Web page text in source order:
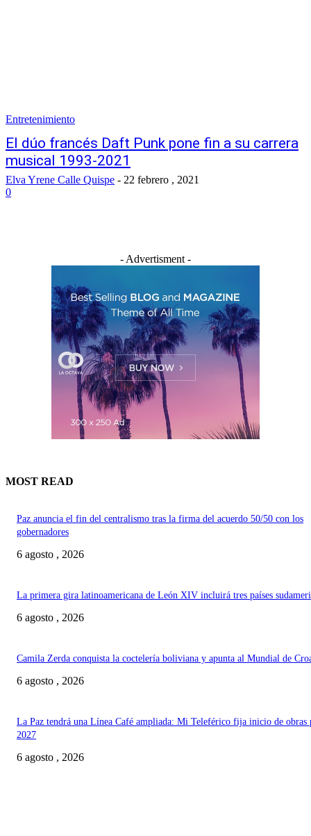
Entretenimiento
El dúo francés Daft Punk pone fin a su carrera
musical 1993-2021
Elva Yrene Calle Quispe - 22 febrero , 2021
0
- Advertisment -
MOST READ
Paz anuncia el fin del centralismo tras la firma del acuerdo 50/50 con los
gobernadores
6 agosto , 2026
La primera gira latinoamericana de León XIV incluirá tres países
6 agosto , 2026
Camila Zerda conquista la coctelería boliviana y apunta al Mundial de
6 agosto , 2026
La Paz tendrá una Línea Café ampliada: Mi Teleférico fija inicio de obras
2027
6 agosto , 2026